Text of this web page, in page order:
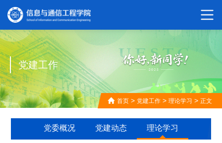
党建工作
首页 > 党建工作 > 理论学习 > 正文
党委概况 党建动态 理论学习